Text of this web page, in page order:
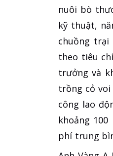
nuôi bò
kỹ thuật,
chuồng
theo tiêu
trưởng và
trồng cỏ voi
công lao
khoảng
phí trung